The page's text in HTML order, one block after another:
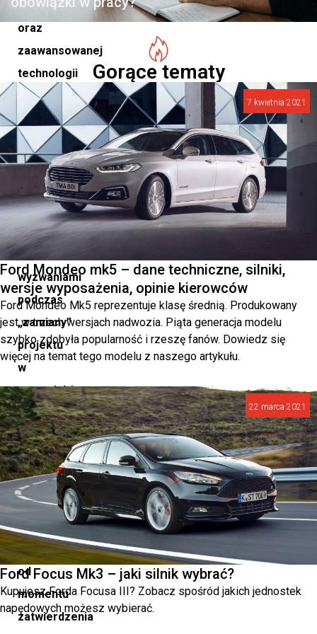
materiałów
oraz
zaawansowanej
technologii
sprawiły,
że
zespół
musiał
radzić
sobie
z
nietypowymi
wyzwaniami
podczas
„zamiany”
projektu
w
samochód.
Eksperci
ŠKODY
opowiadają,
jak
przebiegał
ten
proces
od
momentu
zatwierdzenia
Gorące tematy
7 kwietnia 2021
Ford Mondeo mk5 – dane techniczne, silniki,
wersje wyposażenia, opinie kierowców
Ford Mondeo Mk5 reprezentuje klasę średnią. Produkowany
jest w trzech wersjach nadwozia. Piąta generacja modelu
szybko zdobyła popularność i rzeszę fanów. Dowiedz się
więcej na temat tego modelu z naszego artykułu.
22 marca 2021
Ford Focus Mk3 – jaki silnik wybrać?
Kupujesz Forda Focusa III? Zobacz spośród jakich jednostek
napędowych możesz wybierać.